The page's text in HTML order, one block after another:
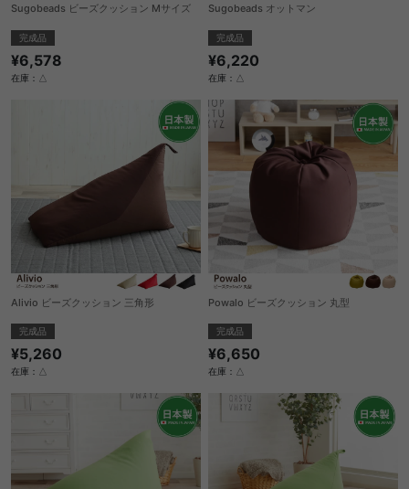
Sugobeads ビーズクッション Mサイズ
完成品
¥6,578
在庫：△
Sugobeads オットマン
完成品
¥6,220
在庫：△
Alivio ビーズクッション 三角形
完成品
¥5,260
在庫：△
Powalo ビーズクッション 丸型
完成品
¥6,650
在庫：△